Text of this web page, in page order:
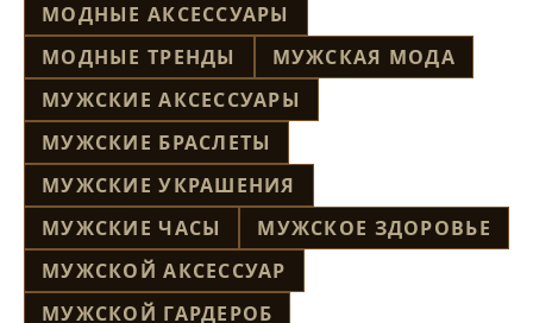
МОДНЫЕ АКСЕССУАРЫ
МОДНЫЕ ТРЕНДЫ
МУЖСКАЯ МОДА
МУЖСКИЕ АКСЕССУАРЫ
МУЖСКИЕ БРАСЛЕТЫ
МУЖСКИЕ УКРАШЕНИЯ
МУЖСКИЕ ЧАСЫ
МУЖСКОЕ ЗДОРОВЬЕ
МУЖСКОЙ АКСЕССУАР
МУЖСКОЙ ГАРДЕРОБ